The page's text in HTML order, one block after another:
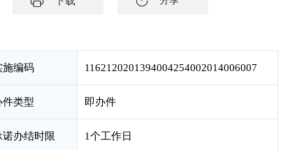
施编码 1162120201394004254002014006007
件类型 即办件
诺办结时限 1个工作日